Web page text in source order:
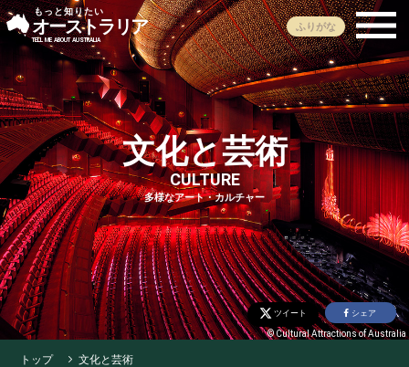
もっと知りたい
オーストラリア
TELL ME ABOUT AUSTRALIA
ふりがな
国土 歴史 社会 政治
経済 日豪関係
世界の中のオーストラリア 教育
文化・芸術 生活 自然・環境
© Cultural Attractions of Australia
文化と芸術
CULTURE
多様なアート・カルチャー
ツイート シェア
トップ 文化と芸術